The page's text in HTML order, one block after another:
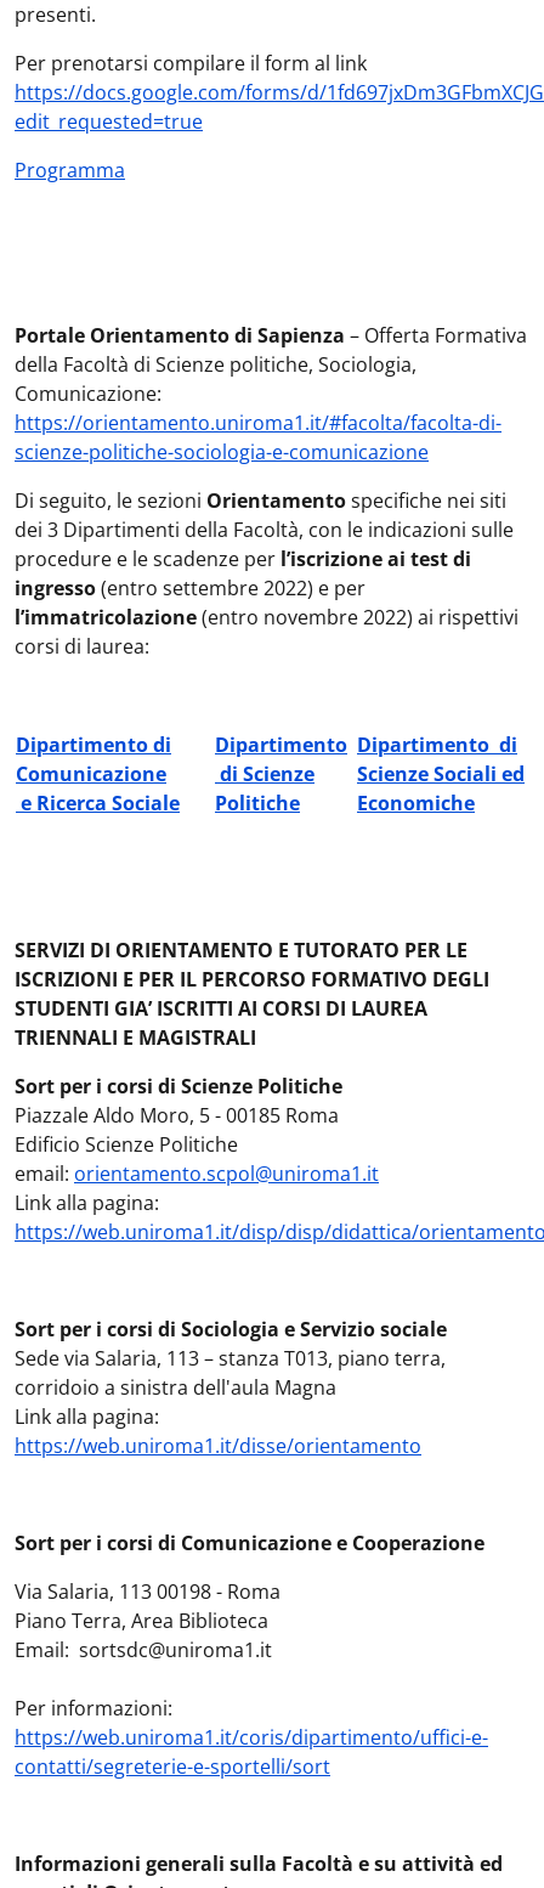
presenti.
Per prenotarsi compilare il form al link
https://docs.google.com/forms/d/
edit_requested=true
Programma
Portale Orientamento di Sapienza – Offerta Formativa
della Facoltà di Scienze politiche, Sociologia,
Comunicazione:
https://orientamento.uniroma1.it/#facolta/facolta-di-
scienze-politiche-sociologia-e-comunicazione
Di seguito, le sezioni Orientamentospecifiche nei siti
dei 3 Dipartimenti della Facoltà, con le indicazioni sulle
procedure e le scadenze per l’iscrizione ai test di
ingresso(entro settembre 2022) e per
l’immatricolazione(entro novembre 2022) ai rispettivi
corsi di laurea:
Dipartimento di
Comunicazione
e Ricerca Sociale
Dipartimento
di Scienze
Politiche
Dipartimento di
Scienze Sociali ed
Economiche
SERVIZI DI ORIENTAMENTO E TUTORATO PER LE
ISCRIZIONI E PER IL PERCORSO FORMATIVO DEGLI
STUDENTI GIA’ ISCRITTI AI CORSI DI LAUREA
TRIENNALI E MAGISTRALI
Sort per i corsi di Scienze Politiche
Piazzale Aldo Moro, 5 - 00185 Roma
Edificio Scienze Politiche
email: orientamento.scpol@uniroma1.it
Link alla pagina:
https://web.uniroma1.it/disp/disp/didattica/
Sort per i corsi di Sociologia e Servizio sociale
Sede via Salaria, 113 – stanza T013, piano terra,
corridoio a sinistra dell'aula Magna
Link alla pagina:
https://web.uniroma1.it/disse/orientamento
Sort per i corsi di Comunicazione e Cooperazione
Via Salaria, 113 00198 - Roma
Piano Terra, Area Biblioteca
Email: sortsdc@uniroma1.it
Per informazioni:
https://web.uniroma1.it/coris/dipartimento/uffici-e-
contatti/segreterie-e-sportelli/sort
Informazioni generali sulla Facoltà e su attività ed